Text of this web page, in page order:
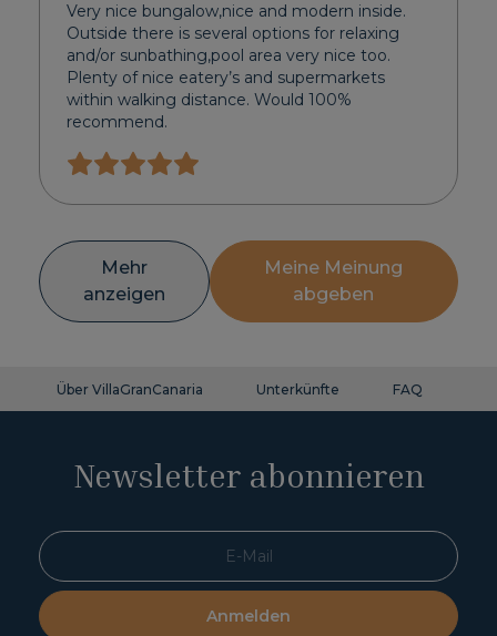
Very nice bungalow,nice and modern inside.
Outside there is several options for relaxing
and/or sunbathing,pool area very nice too.
Plenty of nice eatery’s and supermarkets
within walking distance. Would 100%
recommend.
Mehr
anzeigen
Meine Meinung
abgeben
Über VillaGranCanaria Unterkünfte FAQ
Newsletter abonnieren
Anmelden